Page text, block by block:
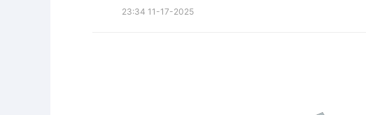
23:34 11-17-2025